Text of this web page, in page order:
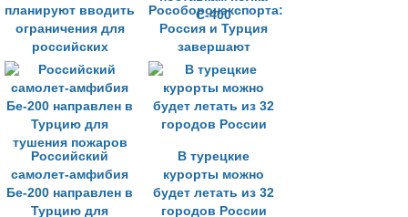
планируют вводить
ограничения для
российских
туристов
Рособоронэкспорта:
Россия и Турция
завершают
консультации по
поставкам полка
С-400
Российский
самолет-амфибия
Бе-200 направлен в
Турцию для
В турецкие
курорты можно
будет летать из 32
городов России